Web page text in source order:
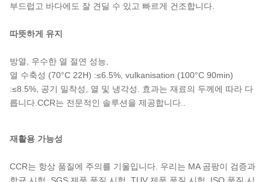
부드럽고 바다에도 잘 견딜 수 있고 빠르게 건조합니다.
따뜻하게 유지
방열, 우수한 열 절연 성능,
열 수축성 (70°C 22H) :≤6.5%, vulkanisation (100°C 90min)
:≤8.5%, 공기 밀착성, 열 및 냉각성. 효과는 재료의 두께에 따라 다
릅니다.CCR는 전문적인 솔루션을 제공합니다..
재활용 가능성
CCR는 항상 품질에 주의를 기울입니다. 우리는 MA 곰팡이 검증과
항균 시험, SGS 제품 품질 시험, TUV 제품 품질 시험, ISO 품질 시